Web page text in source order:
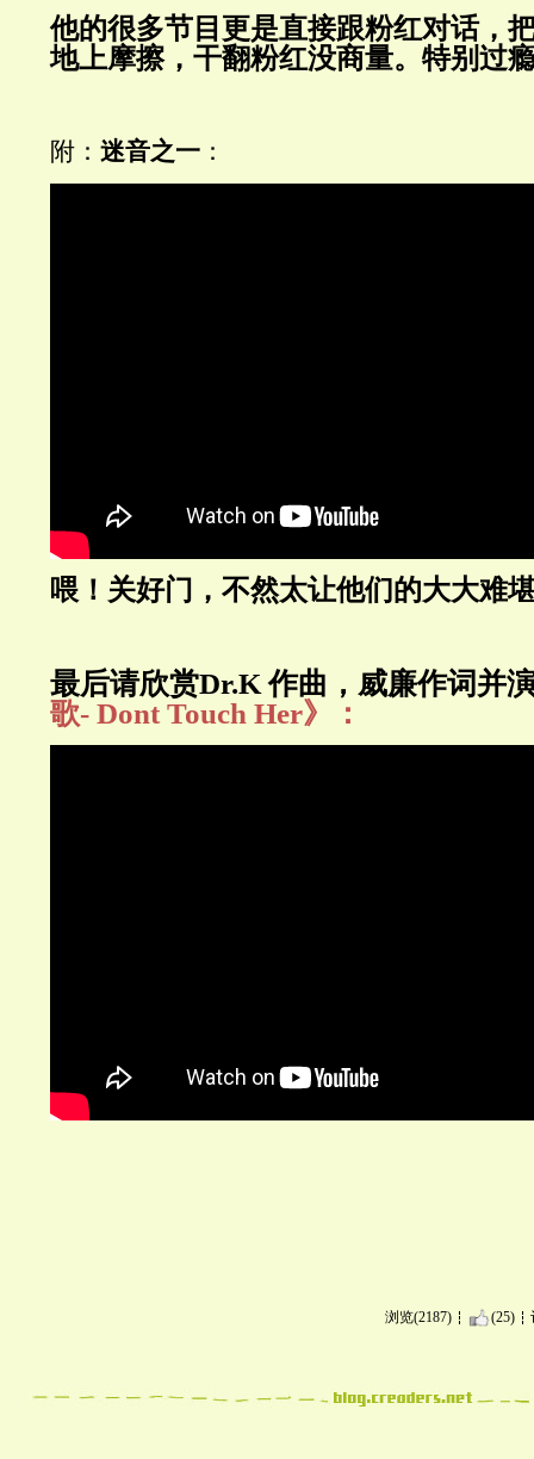
他的很多节目更是直接跟粉红对话，
地上摩擦，干翻粉红没商量。特别过
附： 迷音之一 ：
喂！关好门，不然太让他们的大大难
最后请欣赏Dr.K 作曲，威廉作词并
歌- Dont Touch Her》：
浏览(2187) (25)